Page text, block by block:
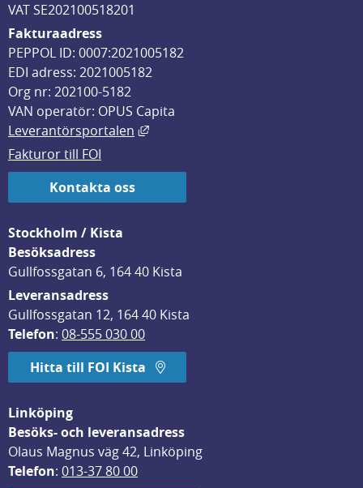
VAT SE202100518201
Fakturaadress
PEPPOL ID: 0007:2021005182
EDI adress: 2021005182
Org nr: 202100-5182
VAN operatör: OPUS Capita
Leverantörsportalen
Länk till annan webbplats, öppnas
Fakturor till FOI
Kontakta oss
Stockholm / Kista
Besöksadress
Gullfossgatan 6, 164 40 Kista
Leveransadress
Gullfossgatan 12, 164 40 Kista
Telefon: 08-555 030 00
Hitta till FOI Kista
Linköping
Besöks- och leveransadress
Olaus Magnus väg 42, Linköping
Telefon: 013-37 80 00